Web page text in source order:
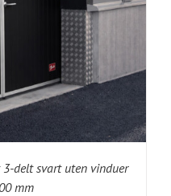
delt svart uten vinduer
mm